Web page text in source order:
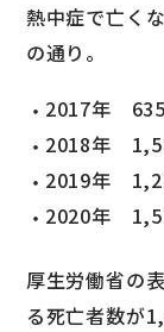
熱中症で亡く
の通り。
2017年
2018年
2019年
2020年
厚生労働省の
る死亡者数が